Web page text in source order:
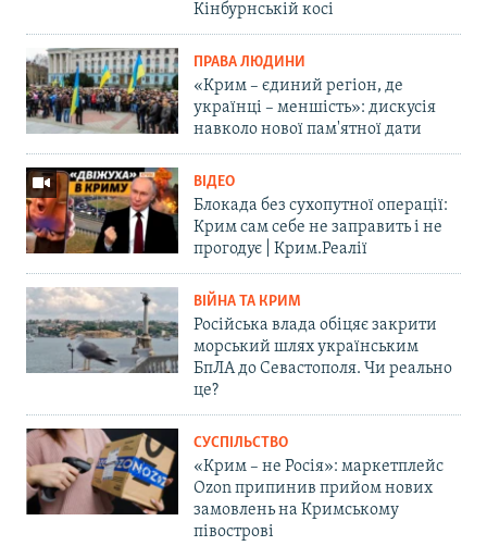
Кінбурнській косі
ПРАВА ЛЮДИНИ
«Крим – єдиний регіон, де
українці – меншість»: дискусія
навколо нової пам'ятної дати
ВІДЕО
Блокада без сухопутної операції:
Крим сам себе не заправить і не
прогодує | Крим.Реалії
ВІЙНА ТА КРИМ
Російська влада обіцяє закрити
морський шлях українським
БпЛА до Севастополя. Чи реально
це?
СУСПІЛЬСТВО
«Крим – не Росія»: маркетплейс
Ozon припинив прийом нових
замовлень на Кримському
півострові